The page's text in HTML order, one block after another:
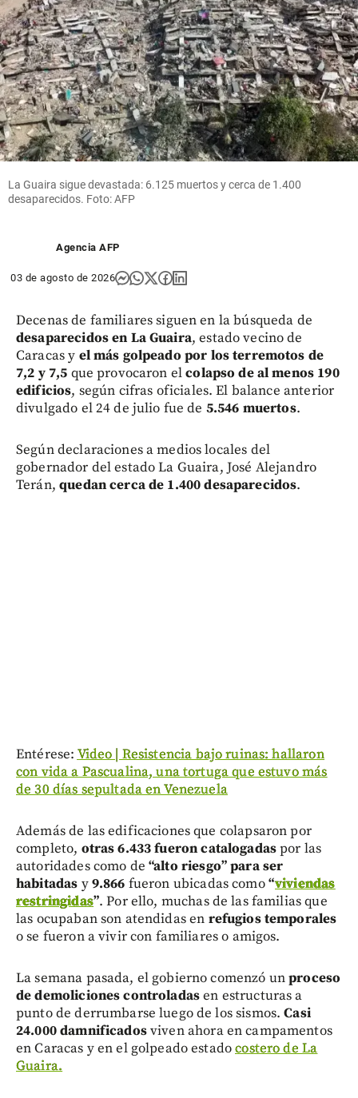
La Guaira sigue devastada: 6.125 muertos y cerca de 1.400
desaparecidos. Foto: AFP
Agencia AFP
03 de agosto de 2026
Decenas de familiares siguen en la búsqueda de
desaparecidos en La Guaira, estado vecino de
Caracas y el más golpeado por los terremotos de
7,2 y 7,5 que provocaron elcolapso de al menos 190
edificios, según cifras oficiales. El balance anterior
divulgado el 24 de julio fue de 5.546 muertos.
Según declaraciones a medios locales del
gobernador del estado La Guaira, José Alejandro
Terán,quedan cerca de 1.400 desaparecidos.
Entérese:Video | Resistencia bajo ruinas: hallaron
con vida a Pascualina, una tortuga que estuvo más
de 30 días sepultada en Venezuela
Además de las edificaciones que colapsaron por
completo, otras 6.433 fueron catalogadaspor las
autoridades como de “alto riesgo” para ser
habitadas y9.866 fueron ubicadas como“viviendas
restringidas”. Por ello, muchas de las familias que
las ocupaban son atendidas en refugios temporales
o se fueron a vivir con familiares o amigos.
La semana pasada, el gobierno comenzó unproceso
de demoliciones controladasen estructuras a
punto de derrumbarse luego de los sismos.Casi
24.000 damnificadosviven ahora en campamentos
en Caracas y en el golpeado estadocostero de La
Guaira.